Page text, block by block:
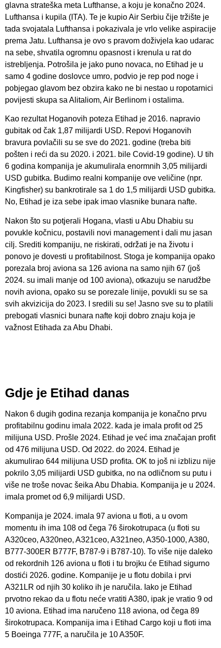
glavna strateška meta Lufthanse, a koju je konačno 2024.
Lufthansa i kupila (ITA). Te je kupio Air Serbiu čije tržište je
tada svojatala Lufthansa i pokazivala je vrlo velike aspiracije
prema Jatu. Lufthansa je ovo s pravom doživjela kao udarac
na sebe, shvatila ogromnu opasnost i krenula u rat do
istrebljenja. Potrošila je jako puno novaca, no Etihad je u
samo 4 godine doslovce umro, podvio je rep pod noge i
pobjegao glavom bez obzira kako ne bi nestao u ropotarnici
povijesti skupa sa Alitaliom, Air Berlinom i ostalima.
Kao rezultat Hoganovih poteza Etihad je 2016. napravio
gubitak od čak 1,87 milijardi USD. Repovi Hoganovih
bravura povlačili su se sve do 2021. godine (treba biti
pošten i reći da su 2020. i 2021. bile Covid-19 godine). U tih
6 godina kompanija je akumulirala enormnih 3,05 milijardi
USD gubitka. Budimo realni kompanije ove veličine (npr.
Kingfisher) su bankrotirale sa 1 do 1,5 milijardi USD gubitka.
No, Etihad je iza sebe ipak imao vlasnike bunara nafte.
Nakon što su potjerali Hogana, vlasti u Abu Dhabiu su
povukle kočnicu, postavili novi management i dali mu jasan
cilj. Srediti kompaniju, ne riskirati, održati je na životu i
ponovo je dovesti u profitabilnost. Stoga je kompanija opako
porezala broj aviona sa 126 aviona na samo njih 67 (još
2024. su imali manje od 100 aviona), otkazuju se narudžbe
novih aviona, opako su se porezale linije, povukli su se sa
svih akvizicija do 2023. I sredili su se! Jasno sve su to platili
prebogati vlasnici bunara nafte koji dobro znaju koja je
važnost Etihada za Abu Dhabi.
Gdje je Etihad danas
Nakon 6 dugih godina rezanja kompanija je konačno prvu
profitabilnu godinu imala 2022. kada je imala profit od 25
milijuna USD. Prošle 2024. Etihad je već ima značajan profit
od 476 milijuna USD. Od 2022. do 2024. Etihad je
akumulirao 644 milijuna USD profita. OK to još ni izblizu nije
pokrilo 3,05 milijardi USD gubitka, no na odličnom su putu i
više ne troše novac šeika Abu Dhabia. Kompanija je u 2024.
imala promet od 6,9 milijardi USD.
Kompanija je 2024. imala 97 aviona u floti, a u ovom
momentu ih ima 108 od čega 76 širokotrupaca (u floti su
A320ceo, A320neo, A321ceo, A321neo, A350-1000, A380,
B777-300ER B777F, B787-9 i B787-10). To više nije daleko
od rekordnih 126 aviona u floti i tu brojku će Etihad sigurno
dostići 2026. godine. Kompanije je u flotu dobila i prvi
A321LR od njih 30 koliko ih je naručila. Iako je Etihad
prvotno rekao da u flotu neće vratiti A380, ipak je vratio 9 od
10 aviona. Etihad ima naručeno 118 aviona, od čega 89
širokotrupaca. Kompanija ima i Etihad Cargo koji u floti ima
5 Boeinga 777F, a naručila je 10 A350F.